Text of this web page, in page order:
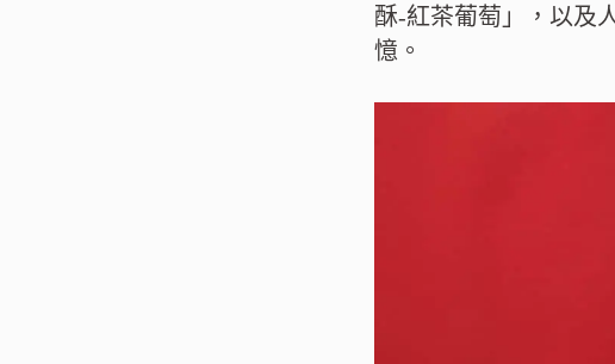
酥-紅茶葡萄」，以及
憶。